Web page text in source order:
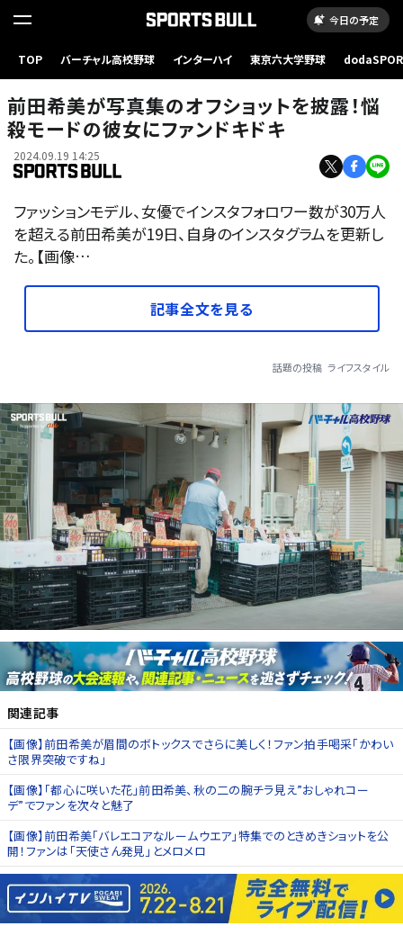
今日の予定
TOP バーチャル高校野球 インターハイ 東京六大学野球
前田希美が写真集のオフショットを披露！悩
殺モードの彼女にファンドキドキ
2024.09.19 14:25
ファッションモデル、女優でインスタフォロワー数が30万人
を超える前田希美が19日、自身のインスタグラムを更新し
た。【画像…
記事全文を見る
話題の投稿 ライフスタイル
関連記事
【画像】前田希美が眉間のボトックスでさらに美しく！ファン拍手喝采「かわい
さ限界突破ですね」
【画像】「都心に咲いた花」前田希美、秋の二の腕チラ見え”おしゃれコー
デ”でファンを次々と魅了
【画像】前田希美「バレエコアなルームウエア」特集でのときめきショットを公
開！ファンは「天使さん発見」とメロメロ